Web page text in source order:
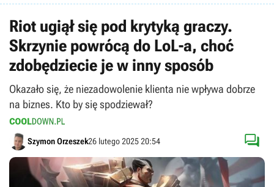
Riot ugiął się pod krytyką graczy.
Skrzynie powrócą do LoL-a, choć
zdobędziecie je w inny sposób
Okazało się, że niezadowolenie klienta nie wpływa dobrze
na biznes. Kto by się spodziewał?
Szymon Orzeszek26 lutego 2025 20:54 